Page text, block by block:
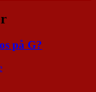
på G?